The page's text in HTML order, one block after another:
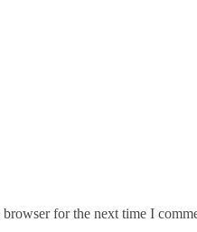
for the next time I